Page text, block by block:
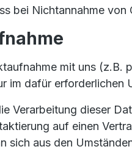
bei Nichtannahme
mit uns
im dafür
Verarbeitung dieser
auf einen
sich aus den